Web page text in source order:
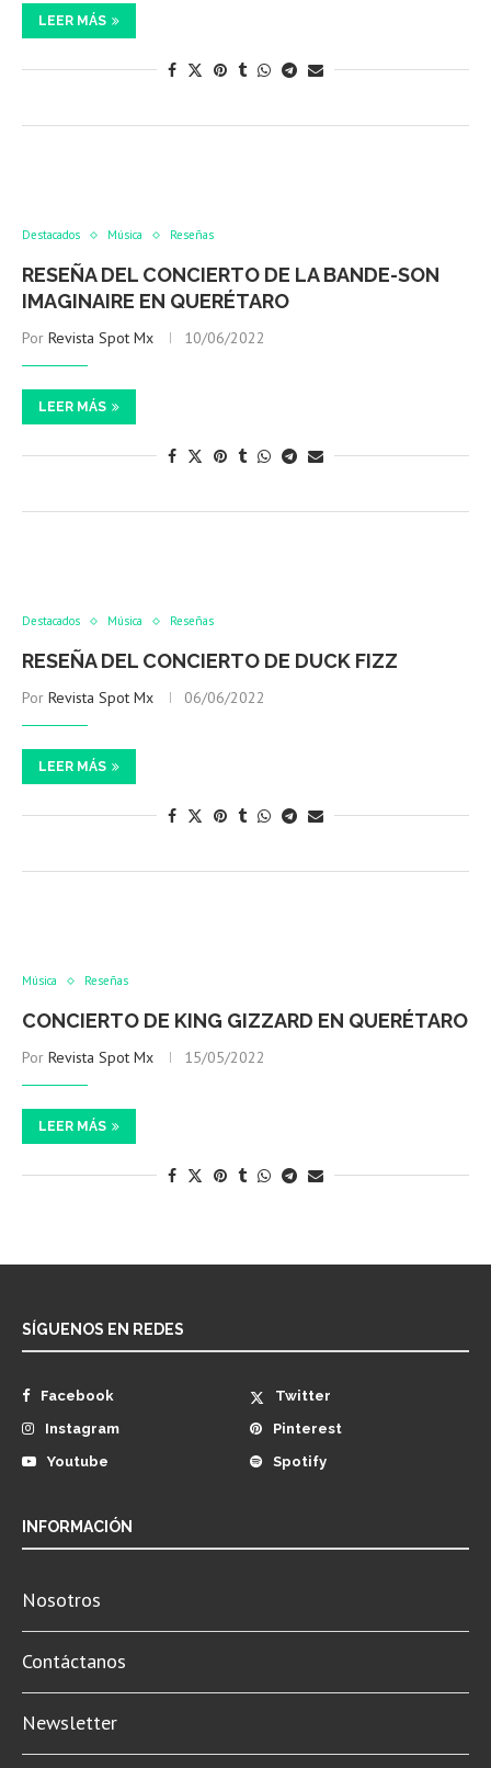
LEER MÁS
Destacados Música Reseñas
RESEÑA DEL CONCIERTO DE LA BANDE-SON
IMAGINAIRE EN QUERÉTARO
Por Revista Spot Mx 10/06/2022
LEER MÁS
Destacados Música Reseñas
RESEÑA DEL CONCIERTO DE DUCK FIZZ
Por Revista Spot Mx 06/06/2022
LEER MÁS
Música Reseñas
CONCIERTO DE KING GIZZARD EN QUERÉTARO
Por Revista Spot Mx 15/05/2022
LEER MÁS
SÍGUENOS EN REDES
Facebook
Twitter
Instagram
Pinterest
Youtube
Spotify
INFORMACIÓN
Nosotros
Contáctanos
Newsletter